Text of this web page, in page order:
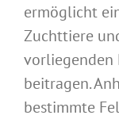
ermöglicht
Zuchttiere
vorliegenden
beitragen.
bestimmte